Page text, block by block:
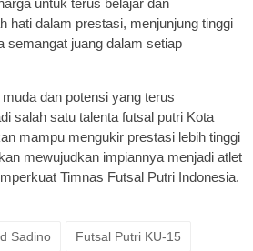
untuk terus belajar dan
hati dalam prestasi, menjunjung tinggi
semangat juang dalam setiap
dan potensi yang terus
salah satu talenta futsal putri Kota
mampu mengukir prestasi lebih tinggi
mewujudkan impiannya menjadi atlet
Timnas Futsal Putri Indonesia.
Sadino Futsal Putri KU-15